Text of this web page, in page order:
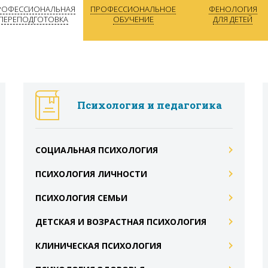
ПРОФЕССИОНАЛЬНОЕ
ОБУЧЕНИЕ
ФЕНОЛОГИЯ
ДЛЯ ДЕТЕЙ
Психология и педагогика
СОЦИАЛЬНАЯ ПСИХОЛОГИЯ
ПСИХОЛОГИЯ ЛИЧНОСТИ
ПСИХОЛОГИЯ СЕМЬИ
ДЕТСКАЯ И ВОЗРАСТНАЯ ПСИХОЛОГИЯ
КЛИНИЧЕСКАЯ ПСИХОЛОГИЯ